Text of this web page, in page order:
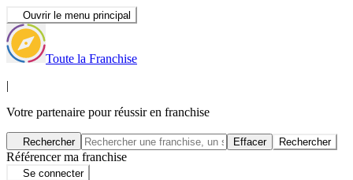
Ouvrir le menu principal
Toute la Franchise
|
Votre partenaire pour réussir en franchise
Rechercher Effacer Rechercher
Référencer ma franchise
Se connecter